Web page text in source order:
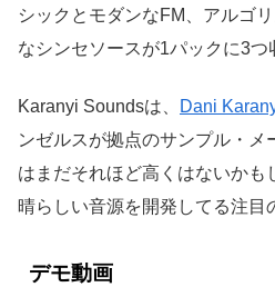
シックとモダンなFM、アルゴ
なシンセソースが1パックに3つ
Karanyi Soundsは、 Dani
ンゼルスが拠点のサンプル・
はまだそれほど高くはないかも
晴らしい音源を開発してる注目
デモ動画